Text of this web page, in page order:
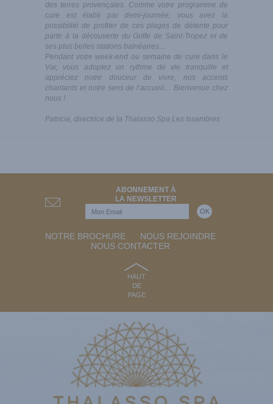
des terres provençales. Comme votre programme de
cure est établi par demi-journée, vous avez la
possibilité de profiter de ces plages de détente pour
partir à la découverte du Golfe de Saint-Tropez et de
ses plus belles stations balnéaires…
Pendant votre week-end ou semaine de cure dans le
Var, vous adoptez un rythme de vie tranquille et
appréciez notre douceur de vivre, nos accents
chantants et notre sens de l’accueil… Bienvenue chez
nous !
Patricia, directrice de la Thalasso Spa Les Issambres
ABONNEMENT À
LA NEWSLETTER
NOTRE BROCHURE
NOUS REJOINDRE
NOUS CONTACTER
HAUT
DE
PAGE